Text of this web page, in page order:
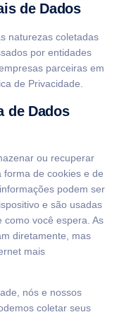
de Dados
naturezas coletadas
por entidades
parceiras em
de Privacidade.
de Dados
ou recuperar
forma de cookies e de
podem ser
e são usadas
como você espera. As
diretamente, mas
mais
nós e nossos
coletar seus